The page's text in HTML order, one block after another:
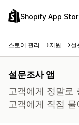
Shopify App
스토어 관리 지원 설
설문조사 앱
고객에게 정말로
고객에게 직접 물